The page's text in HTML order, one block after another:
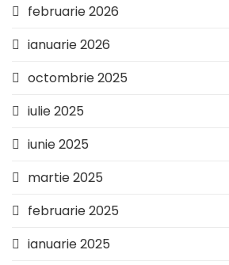
februarie 2026
ianuarie 2026
octombrie 2025
iulie 2025
iunie 2025
martie 2025
februarie 2025
ianuarie 2025